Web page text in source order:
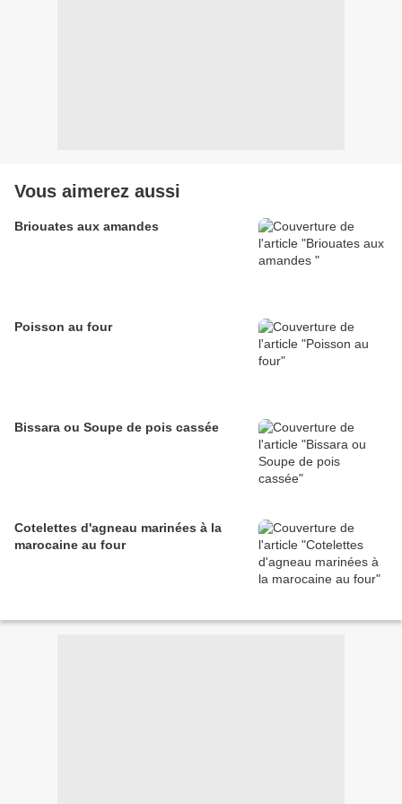
Vous aimerez aussi
Briouates aux amandes
Poisson au four
Bissara ou Soupe de pois cassée
Cotelettes d'agneau marinées à la
marocaine au four